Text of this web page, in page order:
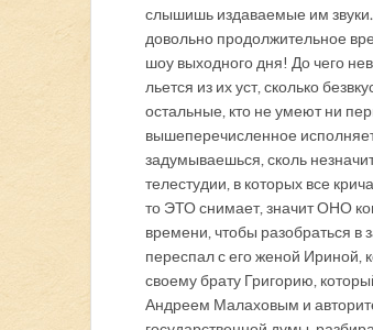
слышишь издаваемые им
довольно продолжительное
шоу выходного дня! До чего
льется из их уст, сколько
остальные, кто не умеют ни
вышеперечисленное
задумываешься, сколь
телестудии, в которых все
то ЭТО снимает, значит ОНО
времени, чтобы разобраться в
переспал с его женой Ириной,
своему брату Григорию,
Андреем Малаховым и